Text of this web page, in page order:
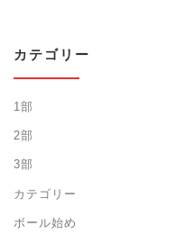
カテゴリー
1部
2部
3部
カテゴリー
ボール始め